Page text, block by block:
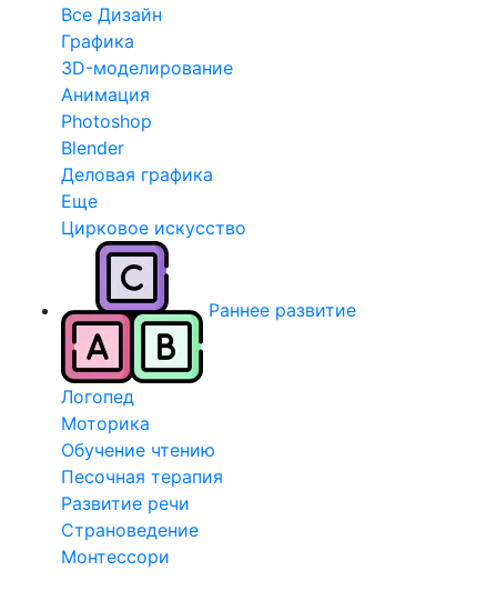
Все Дизайн
Графика
3D-моделирование
Анимация
Photoshop
Blender
Деловая графика
Еще
Цирковое искусство
Раннее развитие
Логопед
Моторика
Обучение чтению
Песочная терапия
Развитие речи
Страноведение
Монтессори